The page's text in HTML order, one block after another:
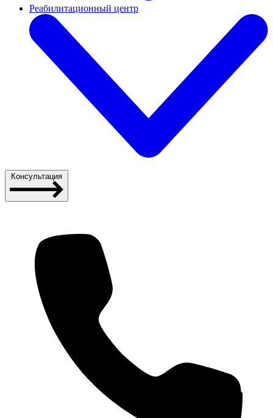
Реабилитационный центр
Консультация